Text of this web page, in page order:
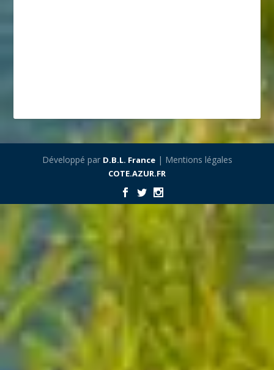
Développé par D.B.L. France| Mentions légales
COTE.AZUR.FR